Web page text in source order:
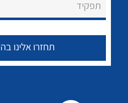
צור קשר
לכל מוצרי היצרן
תפקיד